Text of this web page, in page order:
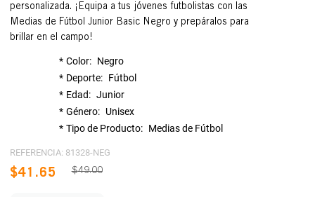
personalizada. ¡Equipa a tus jóvenes futbolistas con las
Medias de Fútbol Junior Basic Negro y prepáralos para
brillar en el campo!
Color
Negro
Deporte
Fútbol
Edad
Junior
Género
Unisex
Tipo de Producto
Medias de Fútbol
REFERENCIA: 81328-NEG
$41 .65 $49.00